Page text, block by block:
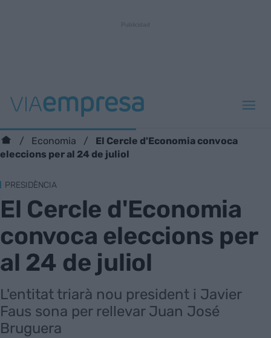
Economia
El Cercle d'Economia convoca
eleccions per al 24 de juliol
PRESIDÈNCIA
El Cercle d'Economia
convoca eleccions per
al 24 de juliol
L'entitat triarà nou president i Javier
Faus sona per rellevar Juan José
Bruguera